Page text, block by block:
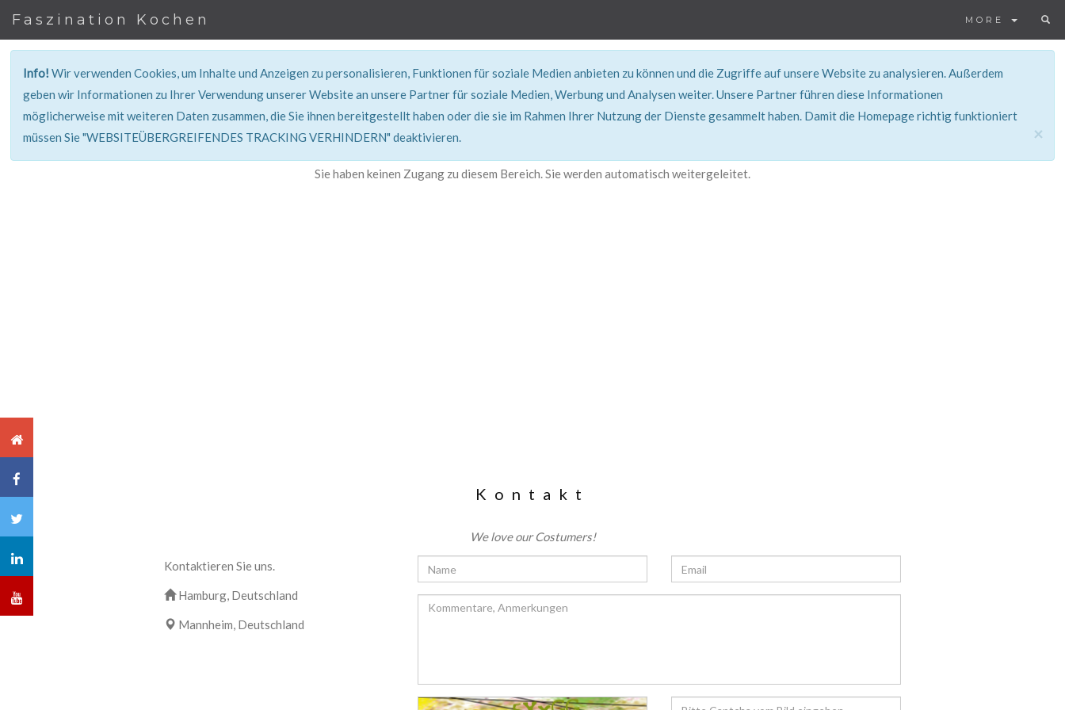
Faszination Kochen MORE
Info!Wir verwenden Cookies, um Inhalte und Anzeigen zu personalisieren, Funktionen für soziale Medien anbieten zu können und die Zugriffe auf unsere Website zu analysieren. Außerdem
geben wir Informationen zu Ihrer Verwendung unserer Website an unsere Partner für soziale Medien, Werbung und Analysen weiter. Unsere Partner führen diese Informationen
möglicherweise mit weiteren Daten zusammen, die Sie ihnen bereitgestellt haben oder die sie im Rahmen Ihrer Nutzung der Dienste gesammelt haben. Damit die Homepage richtig funktioniert
müssen Sie "WEBSITEÜBERGREIFENDES TRACKING VERHINDERN" deaktivieren.
×
401, Nicht Erlaubt
Sie haben keinen Zugang zu diesem Bereich. Sie werden automatisch weitergeleitet.
Kontakt
We love our Costumers!
Kontaktieren Sie uns.
Hamburg, Deutschland
Mannheim, Deutschland